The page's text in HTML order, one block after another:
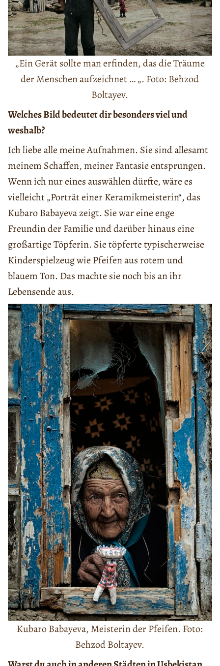
„Ein Gerät sollte man erfinden, das die Träume
der Menschen aufzeichnet … „. Foto: Behzod
Boltayev.
Welches Bild bedeutet dir besonders viel und
weshalb?
Ich liebe alle meine Aufnahmen. Sie sind allesamt
meinem Schaffen, meiner Fantasie entsprungen.
Wenn ich nur eines auswählen dürfte, wäre es
vielleicht „Porträt einer Keramikmeisterin“, das
Kubaro Babayeva zeigt. Sie war eine enge
Freundin der Familie und darüber hinaus eine
großartige Töpferin. Sie töpferte typischerweise
Kinderspielzeug wie Pfeifen aus rotem und
blauem Ton. Das machte sie noch bis an ihr
Lebensende aus.
Kubaro Babayeva, Meisterin der Pfeifen. Foto:
Behzod Boltayev.